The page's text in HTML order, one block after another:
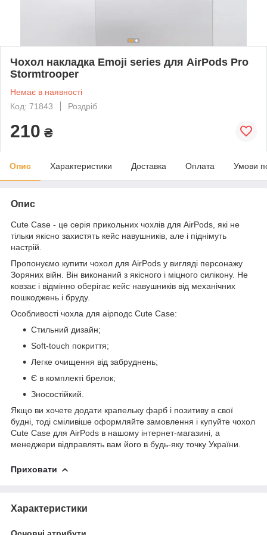
Чохол накладка Emoji series для AirPods Pro
Stormtrooper
Немає в наявності
Код: 71843
Роздріб
210 ₴
Опис Характеристики Доставка Оплата Умови
Опис
Cute Case - це серія прикольних чохлів для AirPods, які не
тільки якісно захистять кейс навушників, але і піднімуть
настрій.
Пропонуємо купити чохол для AirPods у вигляді персонажу
Зоряних війн. Він виконаний з якісного і міцного силікону. Не
ковзає і відмінно оберігає кейс навушників від механічних
пошкоджень і бруду.
Особливості чохла для аірподс Cute Case:
Стильний дизайн;
Soft-touch покриття;
Легке очищення від забруднень;
Є в комплекті брелок;
Зносостійкий.
Якщо ви хочете додати крапельку фарб і позитиву в свої
будні, тоді сміливіше оформляйте замовлення і купуйте чохол
Cute Case для AirPods в нашому інтернет-магазині, а
менеджери відправлять вам його в будь-яку точку України.
Приховати
Характеристики
Основні атрибути